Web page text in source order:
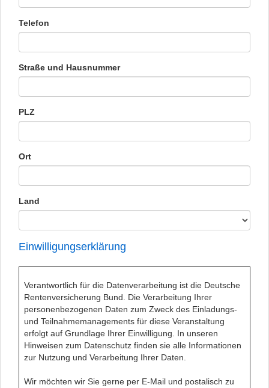
Telefon
Straße und Hausnummer
PLZ
Ort
Land
Einwilligungserklärung
Verantwortlich für die Datenverarbeitung ist die Deutsche
Rentenversicherung Bund. Die Verarbeitung Ihrer
personenbezogenen Daten zum Zweck des Einladungs-
und Teilnahmemanagements für diese Veranstaltung
erfolgt auf Grundlage Ihrer Einwilligung. In unseren
Hinweisen zum Datenschutz finden sie alle Informationen
zur Nutzung und Verarbeitung Ihrer Daten.
Wir möchten wir Sie gerne per E-Mail und postalisch zu